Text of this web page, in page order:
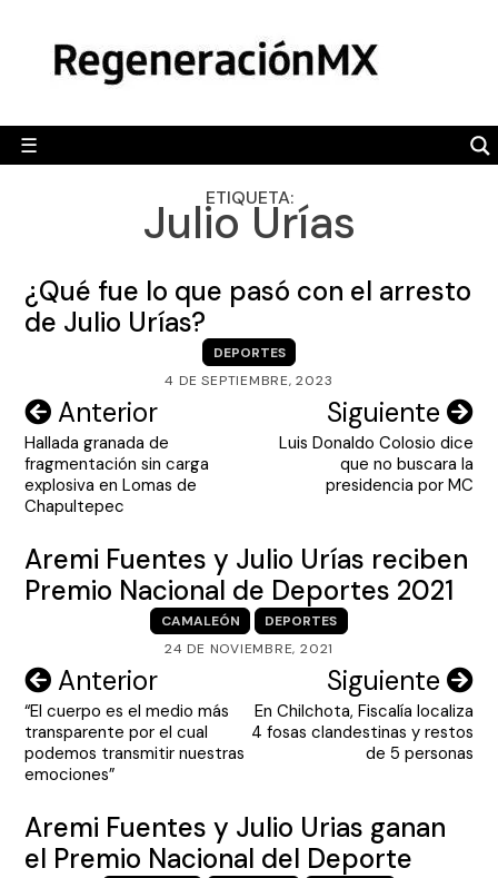
content
☰
POLÍTICA
CAMALEÓN
OPINIÓN
ENGLISH SECTION
VIDEOS
ETIQUETA:
Julio Urías
¿Qué fue lo que pasó con el arresto
de Julio Urías?
DEPORTES
4 DE SEPTIEMBRE, 2023
Navegación
de
entradas
Anterior
Hallada granada de
fragmentación sin carga
explosiva en Lomas de
Chapultepec
Siguiente
Luis Donaldo Colosio dice
que no buscara la
presidencia por MC
Aremi Fuentes y Julio Urías reciben
Premio Nacional de Deportes 2021
CAMALEÓN
DEPORTES
24 DE NOVIEMBRE, 2021
Navegación
de
entradas
Anterior
“El cuerpo es el medio más
transparente por el cual
podemos transmitir nuestras
emociones”
Siguiente
En Chilchota, Fiscalía localiza
4 fosas clandestinas y restos
de 5 personas
Aremi Fuentes y Julio Urias ganan
el Premio Nacional del Deporte